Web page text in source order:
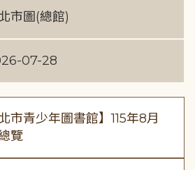
市圖(總館)
07-28
北市青少年圖書館】115年8月
覽